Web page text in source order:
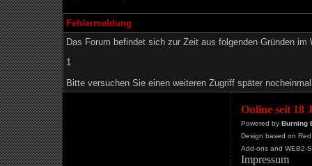
Fehlermeldung
Das Forum befindet sich zur Zeit aus folgenden Gründen im
1
Bitte versuchen Sie einen weiteren Zugriff später
Online seit 18
Powered by Burning
Design based on
Add-ons and WEB2-
Impressum